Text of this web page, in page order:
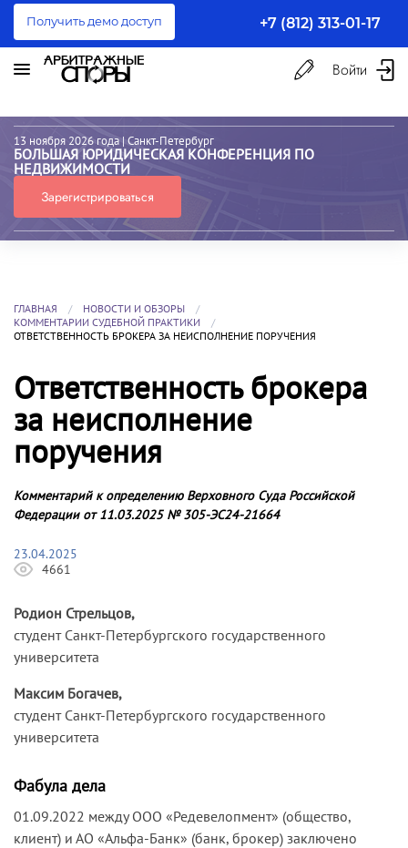
Получить демо доступ +7 (812) 313-01-17
Войти
13 ноября 2026 года | Санкт-Петербург
БОЛЬШАЯ ЮРИДИЧЕСКАЯ КОНФЕРЕНЦИЯ ПО
НЕДВИЖИМОСТИ
Зарегистрироваться
ГЛАВНАЯ
НОВОСТИ И ОБЗОРЫ
КОММЕНТАРИИ СУДЕБНОЙ ПРАКТИКИ
ОТВЕТСТВЕННОСТЬ БРОКЕРА ЗА НЕИСПОЛНЕНИЕ ПОРУЧЕНИЯ
Ответственность брокера
за неисполнение
поручения
Комментарий к определению Верховного Суда Российской
Федерации от 11.03.2025 № 305-ЭС24-21664
23.04.2025
4661
Родион Стрельцов,
студент Санкт-Петербургского государственного
университета
Максим Богачев,
студент Санкт-Петербургского государственного
университета
Фабула дела
01.09.2022 между ООО «Редевелопмент» (общество,
клиент) и АО «Альфа-Банк» (банк, брокер) заключено